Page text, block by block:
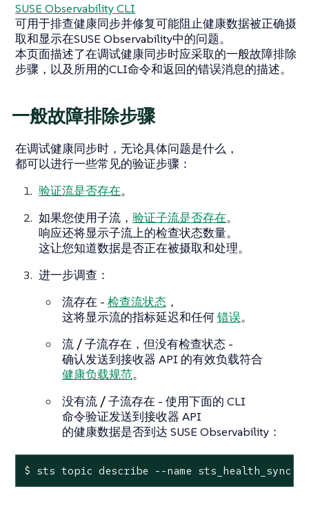
SUSE Observability CLI
可用于排查健康同步并修复可能阻止健康数据被正确摄
取和显示在SUSE Observability中的问题。
本页面描述了在调试健康同步时应采取的一般故障排除
步骤，以及所用的CLI命令和返回的错误消息的描述。
一般故障排除步骤
在调试健康同步时，无论具体问题是什么，
都可以进行一些常见的验证步骤：
验证流是否存在。
如果您使用子流， 验证子流是否存在。
响应还将显示子流上的检查状态数量。
这让您知道数据是否正在被摄取和处理。
进一步调查：
流存在 - 检查流状态 ，
这将显示流的指标延迟和任何错误。
流 / 子流存在，但没有检查状态 -
确认发送到接收器 API 的有效负载符合
健康负载规范。
没有流 / 子流存在 - 使用下面的 CLI
命令验证发送到接收器 API
的健康数据是否到达 SUSE Observability：
$ sts topic describe --name sts_health_sync